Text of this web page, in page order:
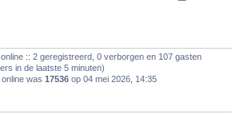
:: 2 geregistreerd, 0 verborgen en 107 gasten
in de laatste 5 minuten)
was 17536 op 04 mei 2026, 14:35